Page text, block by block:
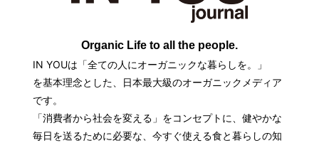
Organic Life to all the people.
IN YOUは「全ての人にオーガニックな暮らしを。」
を基本理念とした、日本最大級のオーガニックメディア
です。
「消費者から社会を変える」をコンセプトに、健やかな
毎日を送るために必要な、今すぐ使える食と暮らしの知